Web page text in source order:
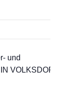
und
VOLKSDORF